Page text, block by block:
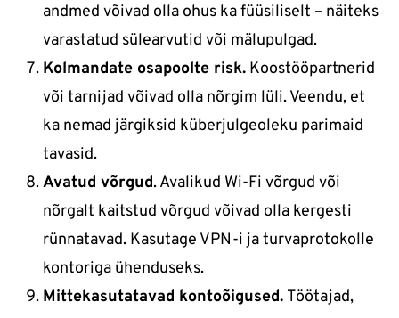
andmed võivad olla ohus ka füüsiliselt – näiteks
varastatud sülearvutid või mälupulgad.
Kolmandate osapoolte risk. Koostööpartnerid
või tarnijad võivad olla nõrgim lüli. Veendu, et
ka nemad järgiksid küberjulgeoleku parimaid
tavasid.
Avatud võrgud. Avalikud Wi-Fi võrgud või
nõrgalt kaitstud võrgud võivad olla kergesti
rünnatavad. Kasutage VPN-i ja turvaprotokolle
kontoriga ühenduseks.
Mittekasutatavad kontoõigused. Töötajad,